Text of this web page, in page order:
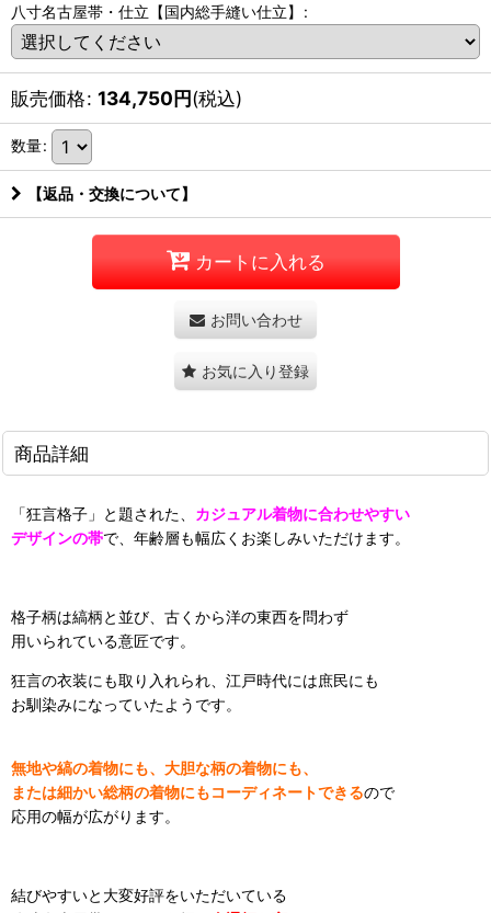
八寸名古屋帯・仕立【国内総手縫い仕立】 :
販売価格: 134,750円(税込)
数量:
【返品・交換について】
カートに入れる
お問い合わせ
お気に入り登録
商品詳細
「狂言格子」と題された、 カジュアル着物に合わせやすい
デザインの帯で、年齢層も幅広くお楽しみいただけます。
格子柄は縞柄と並び、古くから洋の東西を問わず
用いられている意匠です。
狂言の衣装にも取り入れられ、江戸時代には庶民にも
お馴染みになっていたようです。
無地や縞の着物にも、大胆な柄の着物にも、
または細かい総柄の着物にもコーディネートできるので
応用の幅が広がります。
結びやすいと大変好評をいただいている